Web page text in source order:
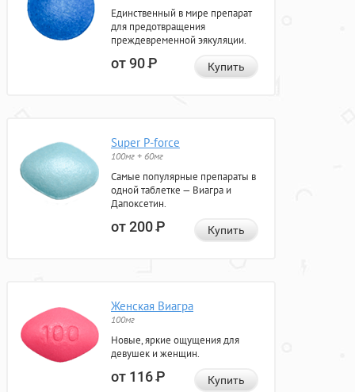
Единственный в мире препарат
для предотвращения
преждевременной эякуляции.
от 90Р Купить
Super P-force
100мг + 60мг
Самые популярные препараты в
одной таблетке — Виагра и
Дапоксетин.
от 200Р Купить
Женская Виагра
100мг
Новые, яркие ощущения для
девушек и женщин.
от 116Р Купить